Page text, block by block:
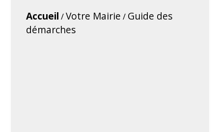
Accueil /Votre Mairie / Guide des
démarches